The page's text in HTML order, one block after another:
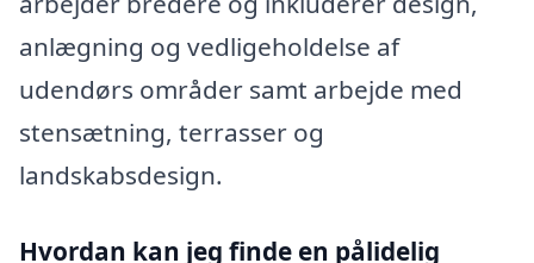
anlægning og vedligeholdelse af
udendørs områder samt arbejde med
stensætning, terrasser og
landskabsdesign.
Hvordan kan jeg finde en pålidelig